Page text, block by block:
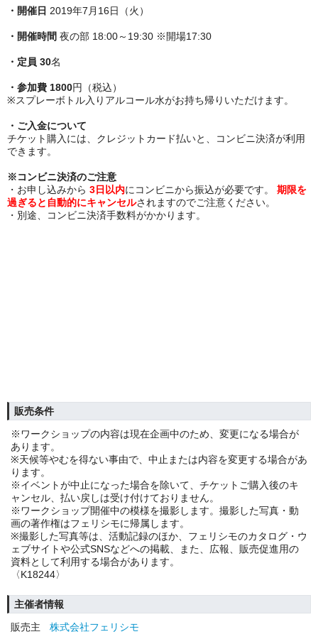
・開催日 2019年7月16日（火）
・開催時間 夜の部 18:00～19:30 ※開場17:30
・定員 30名
・参加費 1800円（税込）
※スプレーボトル入りアルコール水がお持ち帰りいただけます。
・ご入金について
チケット購入には、クレジットカード払いと、コンビニ決済が利用
できます。
※コンビニ決済のご注意
・お申し込みから 3日以内にコンビニから振込が必要です。 期限を
過ぎると自動的にキャンセルされますのでご注意ください。
・別途、コンビニ決済手数料がかかります。
販売条件
※ワークショップの内容は現在企画中のため、変更になる場合が
あります。
※天候等やむを得ない事由で、中止または内容を変更する場合があ
ります。
※イベントが中止になった場合を除いて、チケットご購入後のキ
ャンセル、払い戻しは受け付けておりません。
※ワークショップ開催中の模様を撮影します。撮影した写真・動
画の著作権はフェリシモに帰属します。
※撮影した写真等は、活動記録のほか、フェリシモのカタログ・ウ
ェブサイトや公式SNSなどへの掲載、また、広報、販売促進用の
資料として利用する場合があります。
〈K18244〉
主催者情報
販売主
株式会社フェリシモ